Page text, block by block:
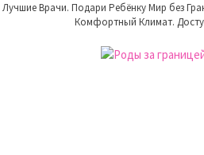
Лучшие Врачи. Подари Ребёнку Мир без
Комфортный Климат.